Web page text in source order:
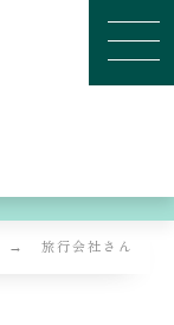
旅行会社さん